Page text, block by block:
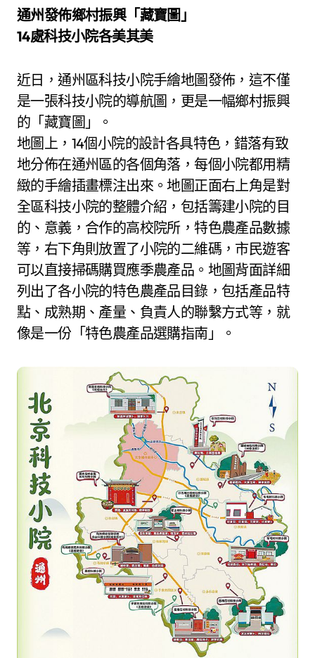
通州發佈鄉村振興「藏寶圖」
14處科技小院各美其美
近日，通州區科技小院手繪地圖發佈，這不僅
是一張科技小院的導航圖，更是一幅鄉村振興
的「藏寶圖」。
地圖上，14個小院的設計各具特色，錯落有致
地分佈在通州區的各個角落，每個小院都用精
緻的手繪插畫標注出來。地圖正面右上角是對
全區科技小院的整體介紹，包括籌建小院的目
的、意義，合作的高校院所，特色農產品數據
等，右下角則放置了小院的二維碼，市民遊客
可以直接掃碼購買應季農產品。地圖背面詳細
列出了各小院的特色農產品目錄，包括產品特
點、成熟期、產量、負責人的聯繫方式等，就
像是一份「特色農產品選購指南」。